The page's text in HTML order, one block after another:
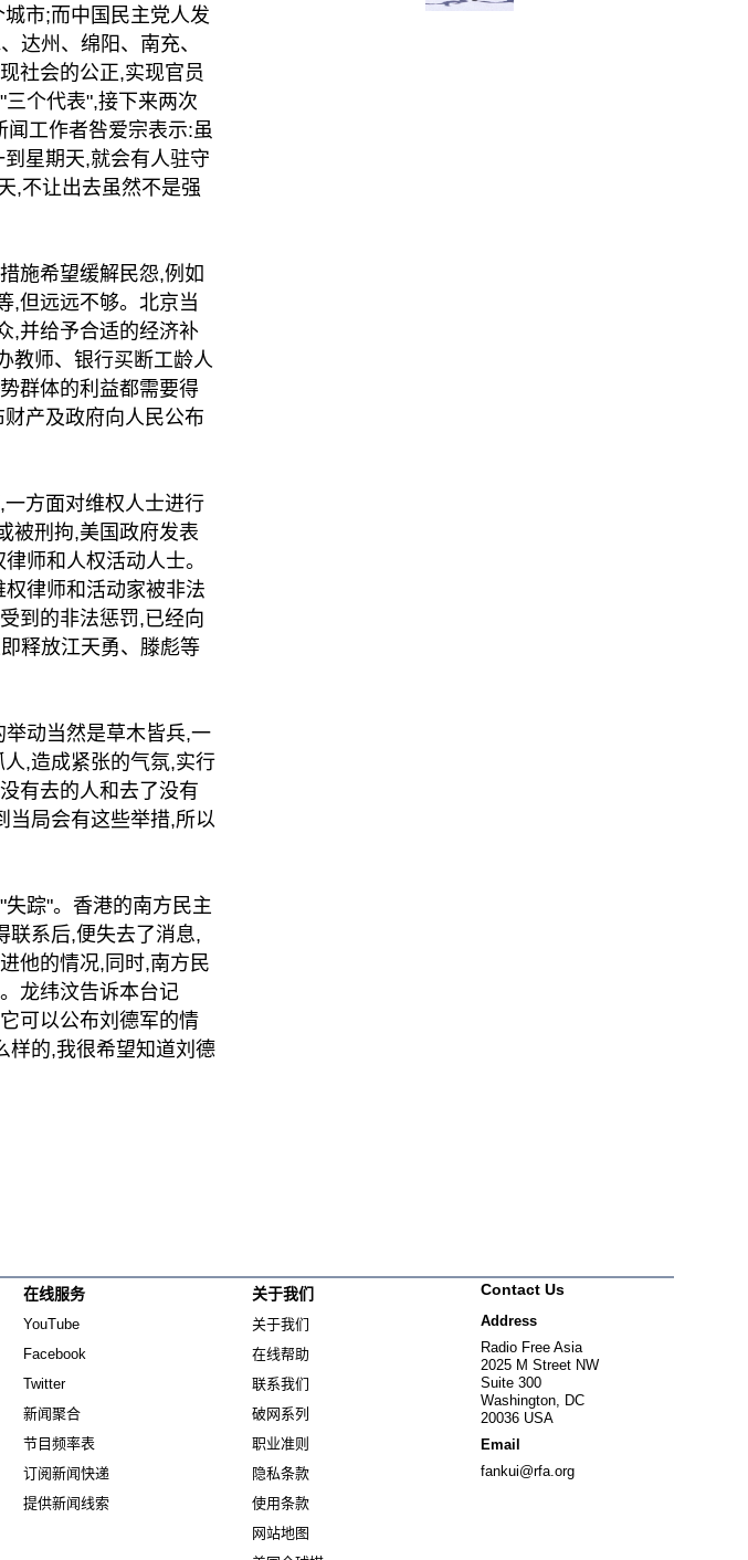
市;而中国民主党人发
达州、绵阳、南充、
社会的公正,实现官员
个代表",接下来两次
闻工作者咎爱宗表示:虽
星期天,就会有人驻守
,不让出去虽然不是强
施希望缓解民怨,例如
,但远远不够。北京当
,并给予合适的经济补
教师、银行买断工龄人
群体的利益都需要得
产及政府向人民公布
方面对维权人士进行
被刑拘,美国政府发表
师和人权活动人士。
律师和活动家被非法
到的非法惩罚,已经向
释放江天勇、滕彪等
动当然是草木皆兵,一
,造成紧张的气氛,实行
有去的人和去了没有
当局会有这些举措,所以
踪"。香港的南方民主
联系后,便失去了消息,
他的情况,同时,南方民
龙纬汶告诉本台记
可以公布刘德军的情
样的,我很希望知道刘德
在线服务
YouTube
Facebook
Twitter
新闻聚合
节目频率表
订阅新闻快递
提供新闻线索
关于我们
关于我们
在线帮助
联系我们
破网系列
职业准则
隐私条款
使用条款
网站地图
Contact Us
Address
Radio Free Asia
2025 M Street NW
Suite 300
Washington, DC
20036 USA
Email
fankui@rfa.org